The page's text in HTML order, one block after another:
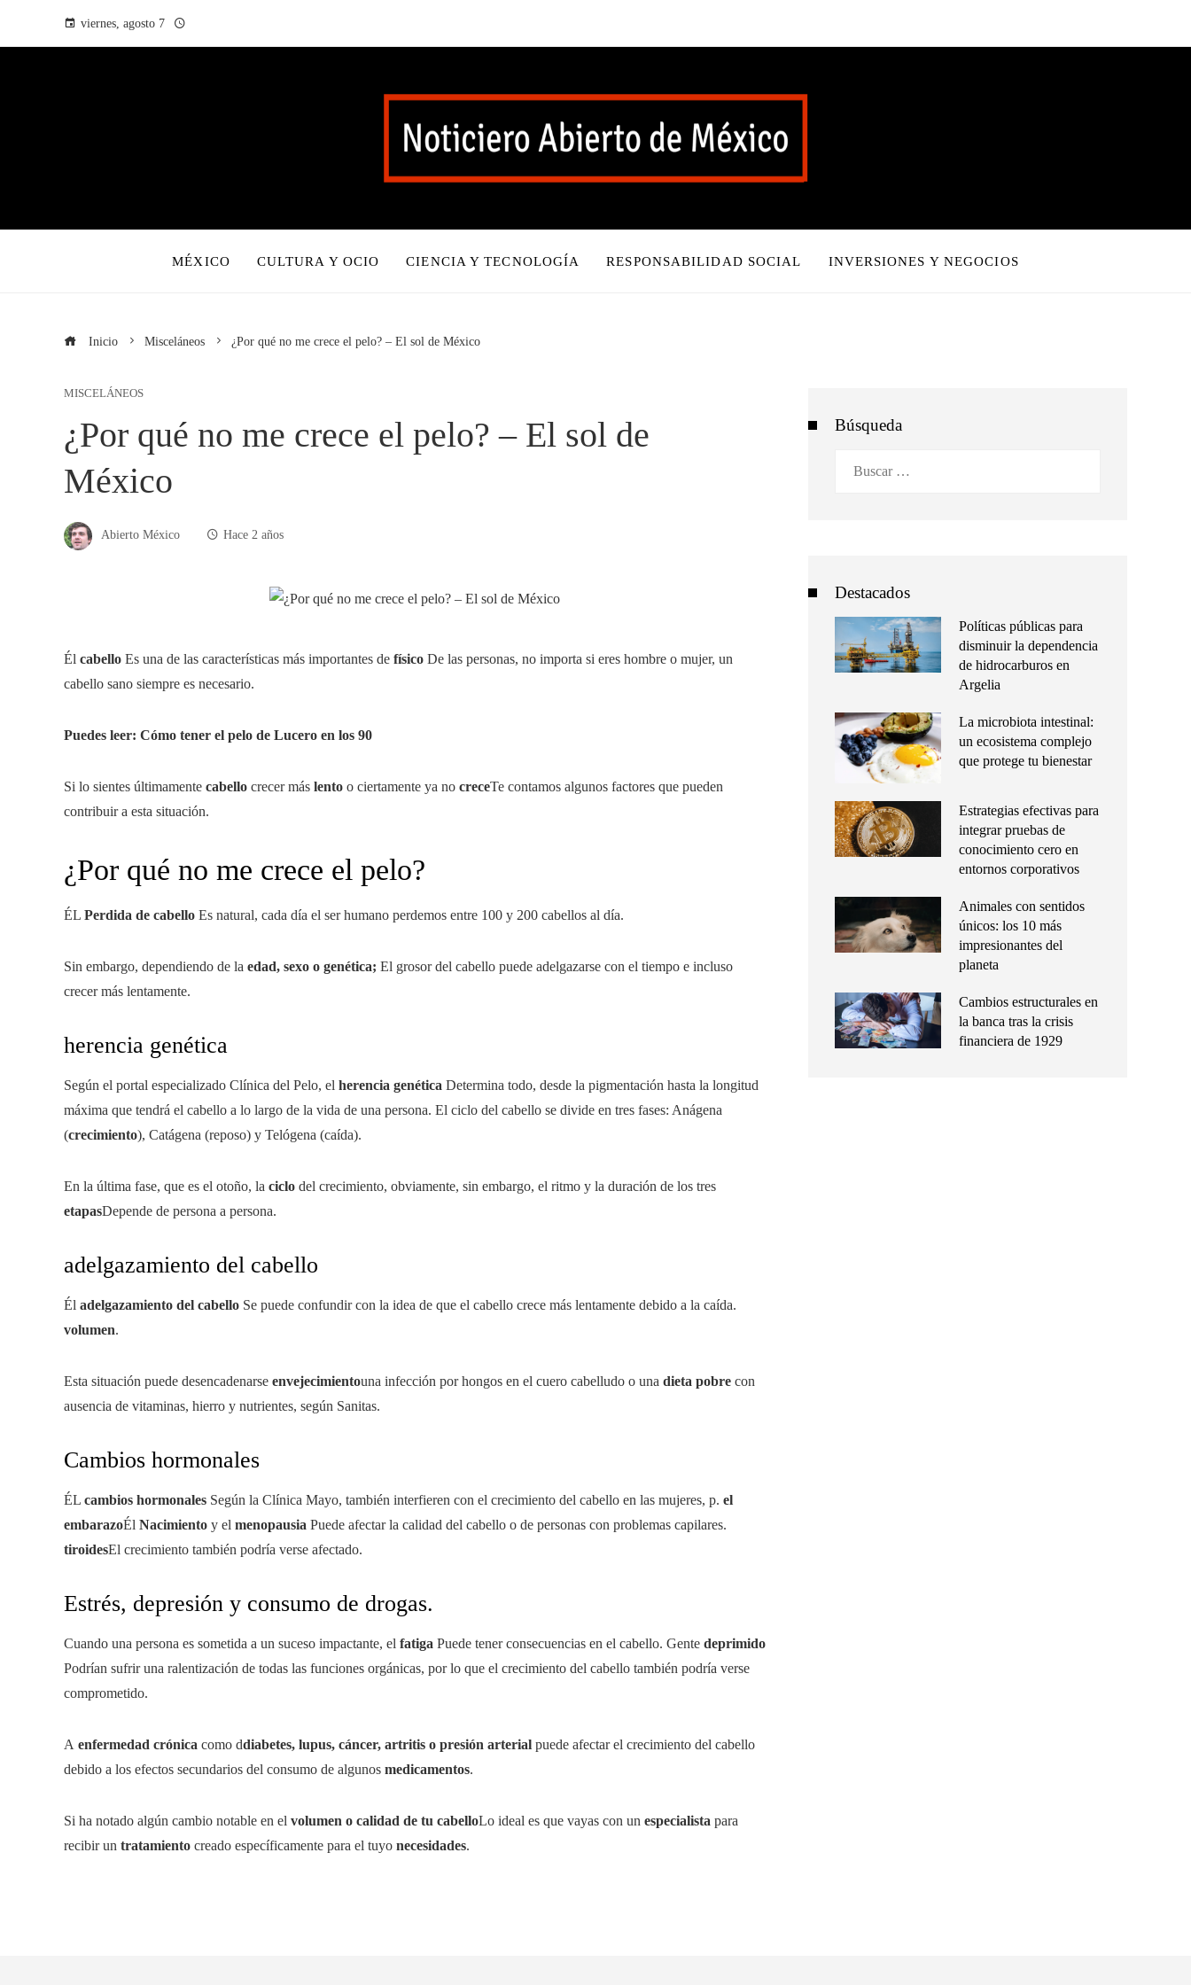
viernes, agosto 7
MÉXICO CULTURA Y OCIO CIENCIA Y TECNOLOGÍA RESPONSABILIDAD SOCIAL INVERSIONES Y NEGOCIOS
Inicio Misceláneos ¿Por qué no me crece el pelo? – El sol de México
MISCELÁNEOS
¿Por qué no me crece el pelo? – El sol de
México
Abierto México Hace 2 años
Él cabello Es una de las características más importantes de físico De las personas, no importa si eres hombre o mujer, un
cabello sano siempre es necesario.
Puedes leer: Cómo tener el pelo de Lucero en los 90
Si lo sientes últimamente cabello crecer más lento o ciertamente ya no creceTe contamos algunos factores que pueden
contribuir a esta situación.
¿Por qué no me crece el pelo?
ÉL Perdida de cabello Es natural, cada día el ser humano perdemos entre 100 y 200 cabellos al día.
Sin embargo, dependiendo de la edad, sexo o genética; El grosor del cabello puede adelgazarse con el tiempo e incluso
crecer más lentamente.
herencia genética
Según el portal especializado Clínica del Pelo, el herencia genética Determina todo, desde la pigmentación hasta la longitud
máxima que tendrá el cabello a lo largo de la vida de una persona. El ciclo del cabello se divide en tres fases: Anágena
(crecimiento), Catágena (reposo) y Telógena (caída).
En la última fase, que es el otoño, la ciclo del crecimiento, obviamente, sin embargo, el ritmo y la duración de los tres
etapasDepende de persona a persona.
adelgazamiento del cabello
Él adelgazamiento del cabello Se puede confundir con la idea de que el cabello crece más lentamente debido a la caída.
volumen.
Esta situación puede desencadenarse envejecimientouna infección por hongos en el cuero cabelludo o una dieta pobre con
ausencia de vitaminas, hierro y nutrientes, según Sanitas.
Cambios hormonales
ÉL cambios hormonales Según la Clínica Mayo, también interfieren con el crecimiento del cabello en las mujeres, p. el
embarazoÉl Nacimiento y el menopausia Puede afectar la calidad del cabello o de personas con problemas capilares.
tiroidesEl crecimiento también podría verse afectado.
Estrés, depresión y consumo de drogas.
Cuando una persona es sometida a un suceso impactante, el fatiga Puede tener consecuencias en el cabello. Gente deprimido
Podrían sufrir una ralentización de todas las funciones orgánicas, por lo que el crecimiento del cabello también podría verse
comprometido.
A enfermedad crónica como ddiabetes, lupus, cáncer, artritis o presión arterial puede afectar el crecimiento del cabello
debido a los efectos secundarios del consumo de algunos medicamentos.
Si ha notado algún cambio notable en el volumen o calidad de tu cabelloLo ideal es que vayas con un especialista para
recibir un tratamiento creado específicamente para el tuyo necesidades.
Búsqueda
Destacados
Políticas públicas para
disminuir la dependencia
de hidrocarburos en
Argelia
La microbiota intestinal:
un ecosistema complejo
que protege tu bienestar
Estrategias efectivas para
integrar pruebas de
conocimiento cero en
entornos corporativos
Animales con sentidos
únicos: los 10 más
impresionantes del
planeta
Cambios estructurales en
la banca tras la crisis
financiera de 1929